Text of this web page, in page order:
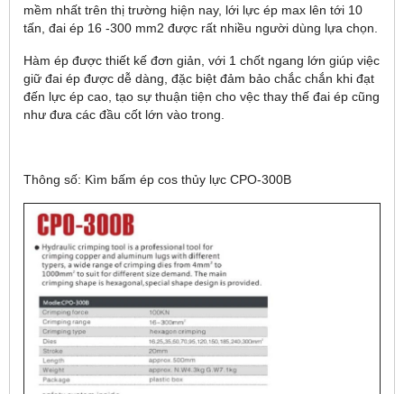
mềm nhất trên thị trường hiện nay, lới lực ép max lên tới 10
tấn, đai ép 16 -300 mm2 được rất nhiều người dùng lựa chọn.
Hàm ép được thiết kế đơn giản, với 1 chốt ngang lớn giúp việc
giữ đai ép được dễ dàng, đặc biệt đảm bảo chắc chắn khi đạt
đến lực ép cao, tạo sự thuận tiện cho vệc thay thế đai ép cũng
như đưa các đầu cốt lớn vào trong.
Thông số: Kìm bấm ép cos thủy lực CPO-300B